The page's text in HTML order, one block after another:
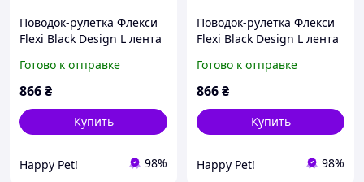
Поводок-рулетка Флекси
Flexi Black Design L лента
Готово к отправке
866₴
Купить
Happy Pet! 98%
Поводок-рулетка Флекси
Flexi Black Design L лента
Готово к отправке
866₴
Купить
Happy Pet! 98%